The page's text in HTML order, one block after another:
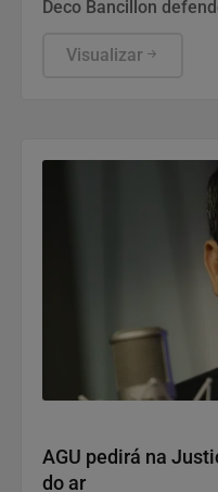
Deco Bancillon
própria infraestrutura
governança e
Visualizar
AGU pedirá na
do ar